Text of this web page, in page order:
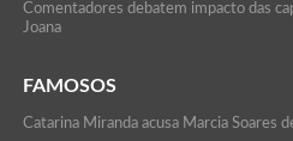
Comentadores debatem impacto das
Joana
FAMOSOS
Catarina Miranda acusa Marcia Soares